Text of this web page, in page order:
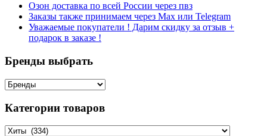
Озон доставка по всей России через пвз
Заказы также принимаем через Max или Telegram
Уважаемые покупатели ! Дарим скидку за отзыв +
подарок в заказе !
Бренды выбрать
Категории товаров